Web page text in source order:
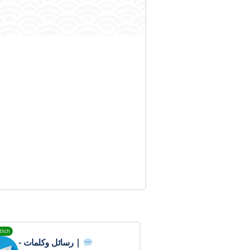
- رسائل وكلمات |